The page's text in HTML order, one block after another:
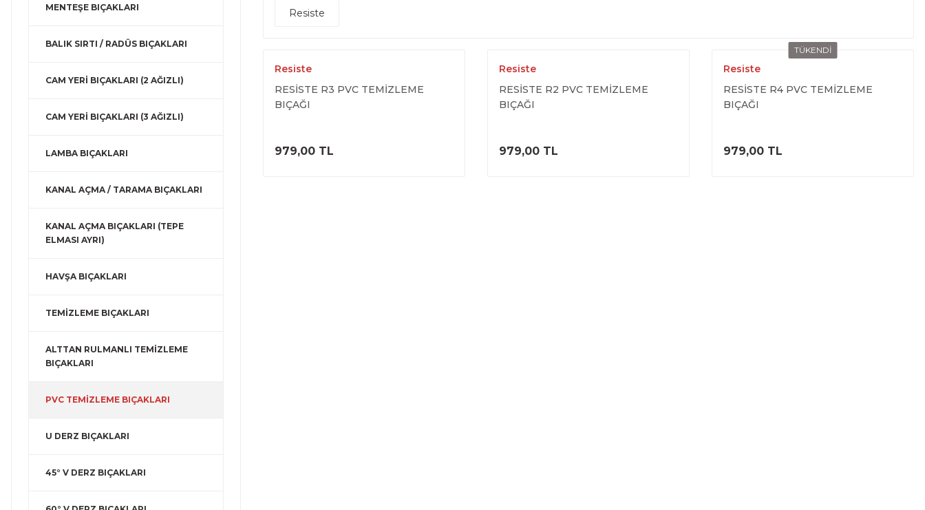
MENTEŞE BIÇAKLARI
BALIK SIRTI / RADÜS BIÇAKLARI
CAM YERİ BIÇAKLARI (2 AĞIZLI)
CAM YERİ BIÇAKLARI (3 AĞIZLI)
LAMBA BIÇAKLARI
KANAL AÇMA / TARAMA BIÇAKLARI
KANAL AÇMA BIÇAKLARI (TEPE
ELMASI AYRI)
HAVŞA BIÇAKLARI
TEMİZLEME BIÇAKLARI
ALTTAN RULMANLI TEMİZLEME
BIÇAKLARI
PVC TEMİZLEME BIÇAKLARI
U DERZ BIÇAKLARI
45° V DERZ BIÇAKLARI
Resiste
Resiste
RESİSTE R3 PVC TEMİZLEME
BIÇAĞI
979,00 TL
ÜRÜNÜ İNCELE
Resiste
RESİSTE R2 PVC TEMİZLEME
BIÇAĞI
979,00 TL
ÜRÜNÜ İNCELE
TÜKENDİ
Resiste
RESİSTE R4 PVC TEMİZLEME
BIÇAĞI
979,00 TL
ÜRÜNÜ İNCELE